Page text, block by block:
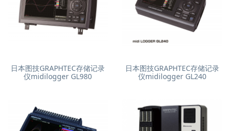
日本图技GRAPHTEC存储记录
仪midilogger GL980
日本图技GRAPHTEC存储记录
仪midilogger GL240